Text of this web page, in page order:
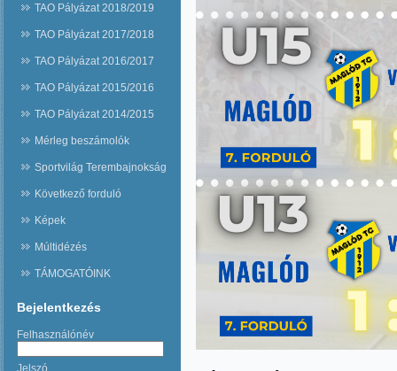
TAO Pályázat 2018/2019
TAO Pályázat 2017/2018
TAO Pályázat 2016/2017
TAO Pályázat 2015/2016
TAO Pályázat 2014/2015
Mérleg beszámolók
Sportvilág Terembajnokság
Következő forduló
Képek
Múltidézés
TÁMOGATÓINK
Bejelentkezés
Felhasználónév
Jelszó